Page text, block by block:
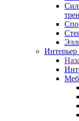
Интерьер